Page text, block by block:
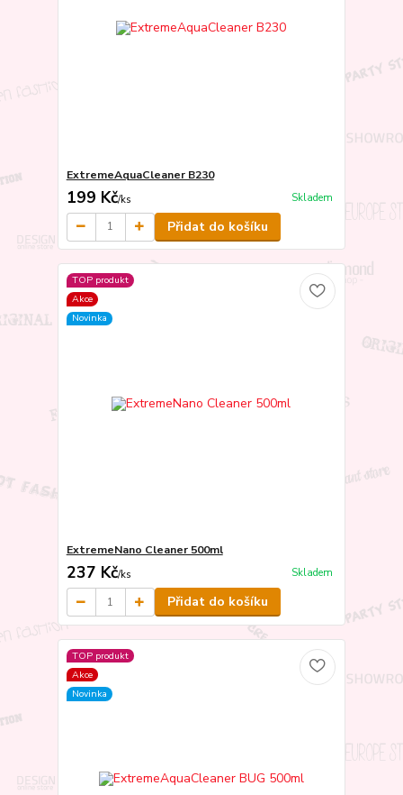
ExtremeAquaCleaner B230
199 Kč/ks Skladem
Přidat do košíku
TOP produkt
Akce
Novinka
ExtremeNano Cleaner 500ml
237 Kč/ks Skladem
Přidat do košíku
TOP produkt
Akce
Novinka